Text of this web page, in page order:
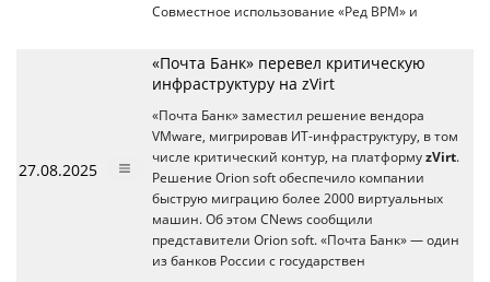
Совместное использование «Ред ВРМ» и
27.08.2025
«Почта Банк» перевел критическую
инфраструктуру на zVirt
«Почта Банк» заместил решение вендора
VMware, мигрировав ИТ-инфраструктуру, в том
числе критический контур, на платформу zVirt.
Решение Orion soft обеспечило компании
быструю миграцию более 2000 виртуальных
машин. Об этом CNews сообщили
представители Orion soft. «Почта Банк» — один
из банков России с государствен